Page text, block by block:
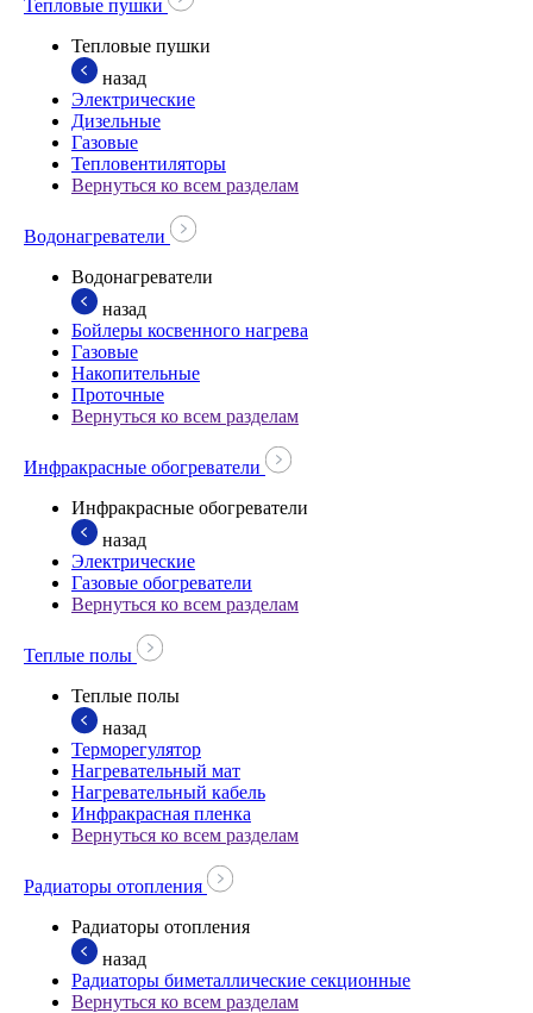
Тепловые пушки
Тепловые пушки
назад
Электрические
Дизельные
Газовые
Тепловентиляторы
Вернуться ко всем разделам
Водонагреватели
Водонагреватели
назад
Бойлеры косвенного нагрева
Газовые
Накопительные
Проточные
Вернуться ко всем разделам
Инфракрасные обогреватели
Инфракрасные обогреватели
назад
Электрические
Газовые обогреватели
Вернуться ко всем разделам
Теплые полы
Теплые полы
назад
Терморегулятор
Нагревательный мат
Нагревательный кабель
Инфракрасная пленка
Вернуться ко всем разделам
Радиаторы отопления
Радиаторы отопления
назад
Радиаторы биметаллические секционные
Вернуться ко всем разделам